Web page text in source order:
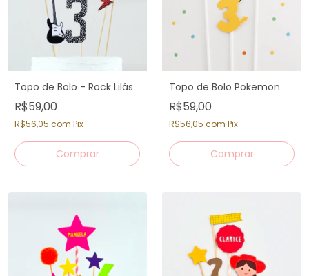
Topo de Bolo - Rock Lilás
R$59,00
R$56,05 com Pix
Comprar
Topo de Bolo Pokemon
R$59,00
R$56,05 com Pix
Comprar